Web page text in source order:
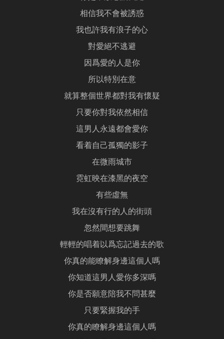
相信我不會被誘惑
我也許我有浪子的心
對愛絕不逃避
因爲愛的人是你
所以特別在意
就算整個世界都對我有懷疑
只要你對我依然相信
這男人永遠都會愛你
看着自己孤獨的影子
在微雨城市
霓虹映在漆黑的夜空
有些虛無
我在沒有行的人的街頭
忽然間想要跳舞
輕輕的唱着以爲忘記過去的歌
你真的能瞭解身邊這個人嗎
你知道這男人愛你多深嗎
你是否願意陪我不問甚麼
只要緊握我的手
你真的瞭解身邊這個人嗎